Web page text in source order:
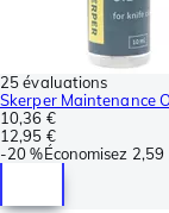
25 évaluations
Skerper Maintenance
10,36 €
12,95 €
-20 %Économisez 2,59